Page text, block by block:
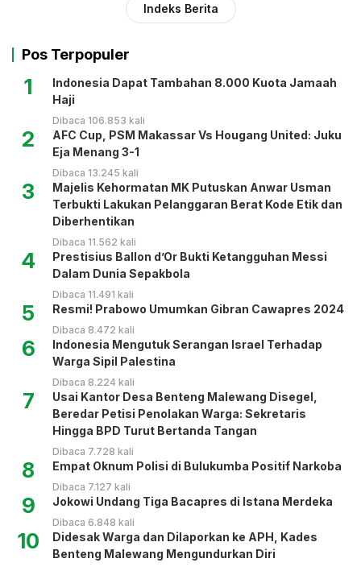
Indeks Berita
Pos Terpopuler
1
Indonesia Dapat Tambahan 8.000 Kuota Jamaah
Haji
Dibaca 106.853 kali
2
AFC Cup, PSM Makassar Vs Hougang United: Juku
Eja Menang 3-1
Dibaca 13.245 kali
3
Majelis Kehormatan MK Putuskan Anwar Usman
Terbukti Lakukan Pelanggaran Berat Kode Etik dan
Diberhentikan
Dibaca 11.562 kali
4
Prestisius Ballon d’Or Bukti Ketangguhan Messi
Dalam Dunia Sepakbola
Dibaca 11.491 kali
5 Resmi! Prabowo Umumkan Gibran Cawapres 2024
Dibaca 8.472 kali
6
Indonesia Mengutuk Serangan Israel Terhadap
Warga Sipil Palestina
Dibaca 8.224 kali
7
Usai Kantor Desa Benteng Malewang Disegel,
Beredar Petisi Penolakan Warga: Sekretaris
Hingga BPD Turut Bertanda Tangan
Dibaca 7.728 kali
8 Empat Oknum Polisi di Bulukumba Positif Narkoba
Dibaca 7.127 kali
9 Jokowi Undang Tiga Bacapres di Istana Merdeka
Dibaca 6.848 kali
10
Didesak Warga dan Dilaporkan ke APH, Kades
Benteng Malewang Mengundurkan Diri